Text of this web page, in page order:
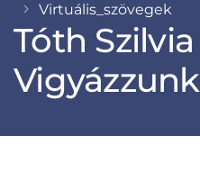
Virtuális_szövegek
Tóth Szilvia